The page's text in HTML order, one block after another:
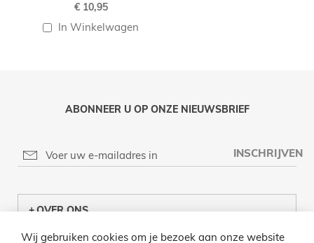
€ 10,95
In Winkelwagen
ABONNEER U OP ONZE NIEUWSBRIEF
INSCHRIJVEN
OVER ONS
Wij gebruiken cookies om je bezoek aan onze website